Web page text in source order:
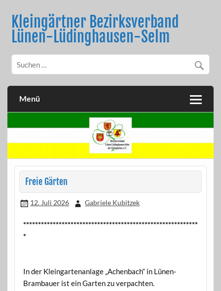
contentKleingärtner Bezirksverband
Lünen-Lüdinghausen-Selm
Menü
Freie Gärten
12. Juli 2026 Gabriele Kubitzek
***********************************************************
*
In der Kleingartenanlage „Achenbach“ in Lünen-
Brambauer ist ein Garten zu verpachten.